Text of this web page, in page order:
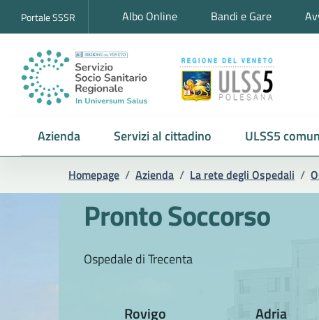
Portale SSSR Albo Online Bandi e Gare
Azienda Servizi al cittadino ULSS5
Homepage / Azienda / La rete degli Ospedali /
Pronto Soccorso
Ospedale di Trecenta
Rovigo Adria